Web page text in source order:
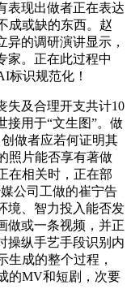
表现出做者正在表达
成或缺的东西。赵
异的调研演讲显示，
家。正在此过程中
标识规范化！
及合理开支共计10
接用于“文生图”。做
做者应若何证明其
照片能否享有著做
在相关时，正在部
公司工做的崔宁告
境、智力投入能否发
做或一条视频，并正
操纵手艺手段识别内
生成的整个过程，
的MV和短剧，次要